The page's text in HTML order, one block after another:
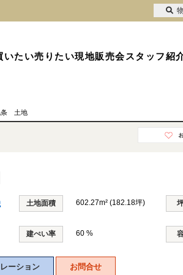
いたい売りたい現地販売会スタッフ紹
条 土地
土地面積 602.27m² (182.18坪)
建ぺい率 60 %
ーション お問合せ